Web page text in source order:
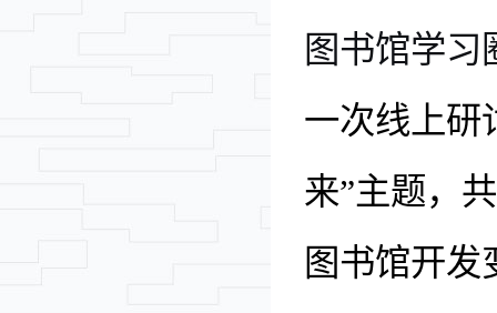
图书馆学习
一次线上研
来”主题，
图书馆开